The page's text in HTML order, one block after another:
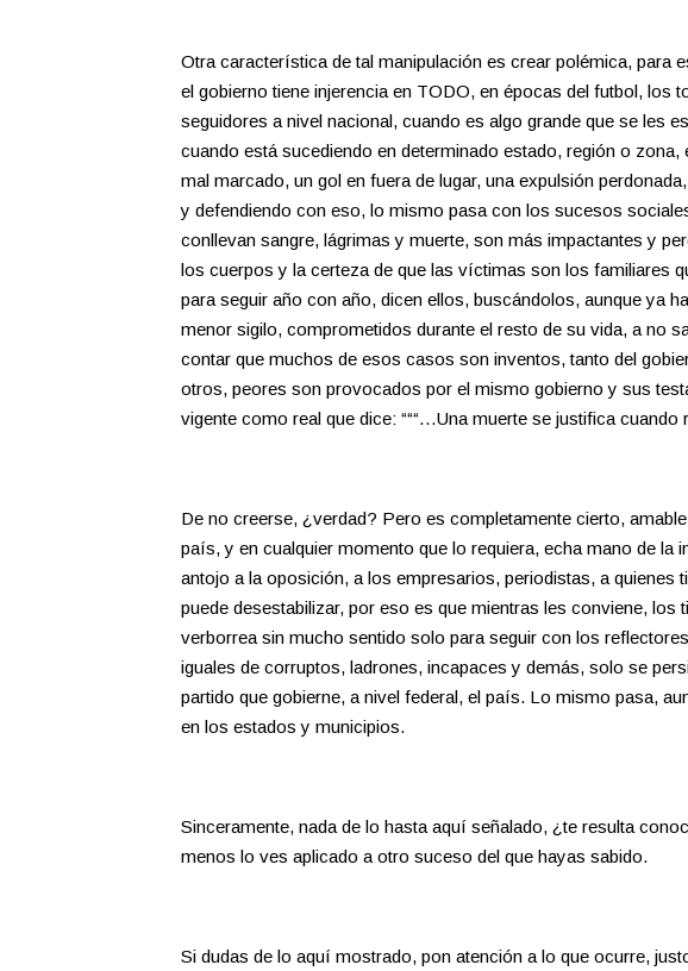
Otra característica de tal manipulación es crear polémica, para
el gobierno tiene injerencia en TODO, en épocas del futbol, los
seguidores a nivel nacional, cuando es algo grande que se les
cuando está sucediendo en determinado estado, región o
mal marcado, un gol en fuera de lugar, una expulsión
y defendiendo con eso, lo mismo pasa con los sucesos
conllevan sangre, lágrimas y muerte, son más impactantes y
los cuerpos y la certeza de que las víctimas son los familiares
para seguir año con año, dicen ellos, buscándolos, aunque ya
menor sigilo, comprometidos durante el resto de su vida, a no
contar que muchos de esos casos son inventos, tanto del
otros, peores son provocados por el mismo gobierno y sus
vigente como real que dice: “““…Una muerte se justifica cuando
De no creerse, ¿verdad? Pero es completamente cierto,
país, y en cualquier momento que lo requiera, echa mano de la
antojo a la oposición, a los empresarios, periodistas, a quienes
puede desestabilizar, por eso es que mientras les conviene, los
verborrea sin mucho sentido solo para seguir con los
iguales de corruptos, ladrones, incapaces y demás, solo se
partido que gobierne, a nivel federal, el país. Lo mismo pasa,
en los estados y municipios.
Sinceramente, nada de lo hasta aquí señalado, ¿te resulta
menos lo ves aplicado a otro suceso del que hayas sabido.
Si dudas de lo aquí mostrado, pon atención a lo que ocurre,